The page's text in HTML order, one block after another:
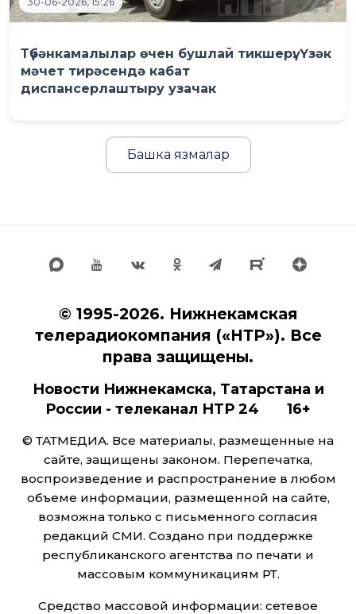
Түбәнкамалылар өчен бушлай тикшерү: Үзәк
мәчет тирәсендә кабат
диспансерлаштыру узачак
Башка язмалар
© 1995-2026. Нижнекамская
телерадиокомпания («НТР»). Все
права защищены.
Новости Нижнекамска, Татарстана и
России - телеканал НТР 24 16+
© ТАТМЕДИА. Все материалы, размещенные на
сайте, защищены законом. Перепечатка,
воспроизведение и распространение в любом
объеме информации, размещенной на сайте,
возможна только с письменного согласия
редакций СМИ. Создано при поддержке
республиканского агентства по печати и
массовым коммуникациям РТ.
Средство массовой информации: сетевое